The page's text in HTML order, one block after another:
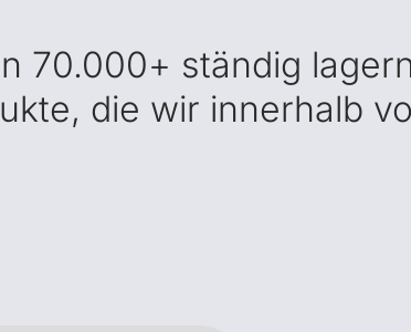
70.000+ ständig
die wir innerhalb